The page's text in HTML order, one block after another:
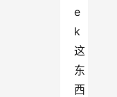
e
k
这
东
西